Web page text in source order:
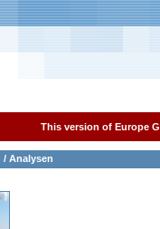
This version of Europe
/ Analysen